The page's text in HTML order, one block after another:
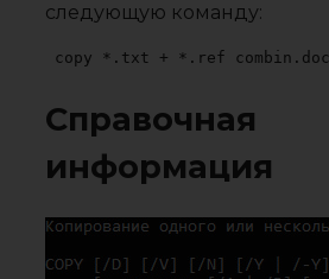
следующую команду:
copy *.txt + *.ref combin.doc
Справочная
информация